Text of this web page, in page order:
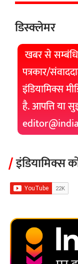
डिस्क्लेमर
खबर से
पत्रकार/
इंडियामिक्स
है. आपत्ति या
इंडियामिक्स